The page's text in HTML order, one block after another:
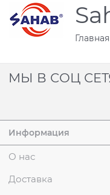
Главная
МЫ В СОЦ
Информация
О нас
Доставка